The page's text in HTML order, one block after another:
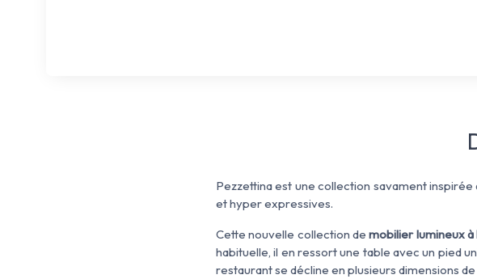
Pezzettinaest une collection savamentinspirée
et hyper expressives.
Cette nouvelle collection demobilier lumineux à
habituelle, il en ressort une table avec un pied
restaurant se décline en plusieurs dimensions